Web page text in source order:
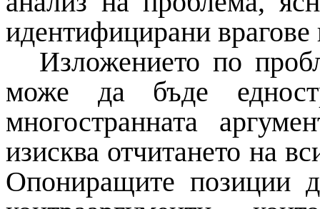
идентифицирани
Изложението по
може да бъде
многостранната
изисква отчитането на
Опониращите позиции